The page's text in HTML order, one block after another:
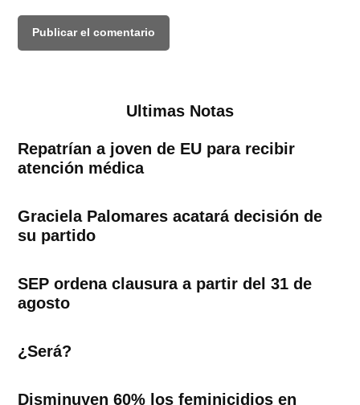
Ultimas Notas
Repatrían a joven de EU para recibir
atención médica
Graciela Palomares acatará decisión de
su partido
SEP ordena clausura a partir del 31 de
agosto
¿Será?
Disminuyen 60% los feminicidios en